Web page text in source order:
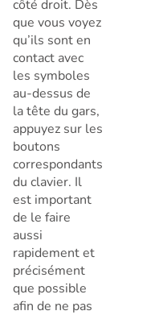
côté droit. Dès
que vous voyez
qu’ils sont en
contact avec
les symboles
au-dessus de
la tête du gars,
appuyez sur les
boutons
correspondants
du clavier. Il
est important
de le faire
aussi
rapidement et
précisément
que possible
afin de ne pas